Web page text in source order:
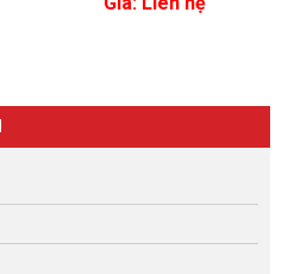
0
5
0
ratings